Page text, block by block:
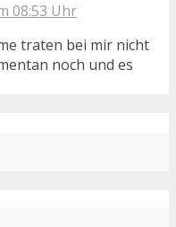
08:53 Uhr
traten bei mir nicht
noch und es